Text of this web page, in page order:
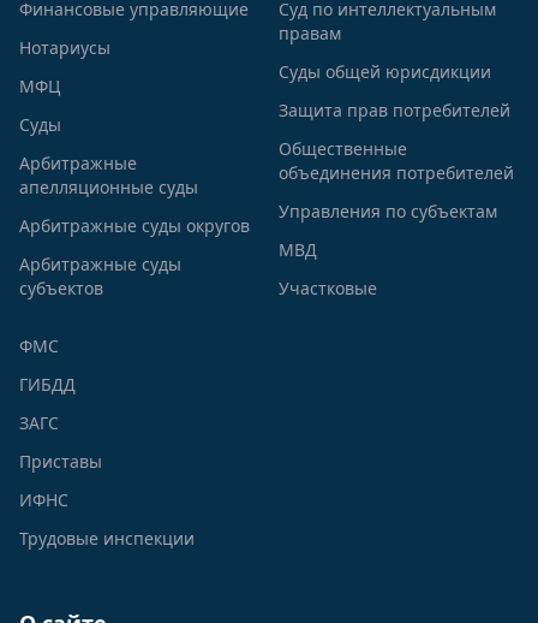
Финансовые управляющие
Нотариусы
МФЦ
Суды
Арбитражные
апелляционные суды
Арбитражные суды округов
Арбитражные суды
субъектов
Суд по интеллектуальным
правам
Суды общей юрисдикции
Защита прав потребителей
Общественные
объединения потребителей
Управления по субъектам
МВД
Участковые
ФМС
ГИБДД
ЗАГС
Приставы
ИФНС
Трудовые инспекции